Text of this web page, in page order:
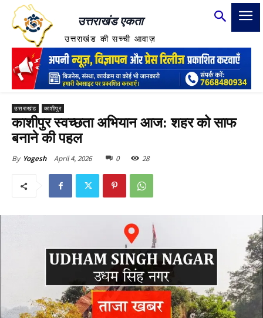
उत्तराखंड एकता
उत्तराखंड की सच्ची आवाज़
उत्तराखंड काशीपुर
काशीपुर स्वच्छता अभियान आज: शहर को साफ
बनाने की पहल
By Yogesh April 4, 2026 0 28